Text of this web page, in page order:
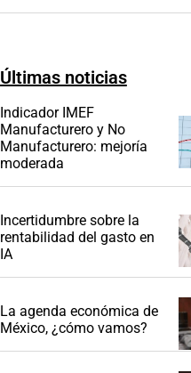
Últimas noticias
Indicador IMEF
Manufacturero y No
Manufacturero: mejoría
moderada
Incertidumbre sobre la
rentabilidad del gasto en
IA
La agenda económica de
México, ¿cómo vamos?